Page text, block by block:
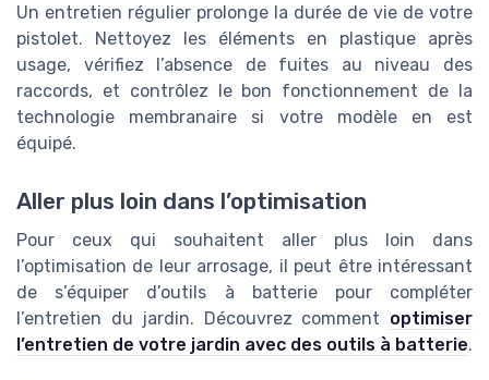
Un entretien régulier prolonge la durée de vie de votre
pistolet. Nettoyez les éléments en plastique après
usage, vérifiez l’absence de fuites au niveau des
raccords, et contrôlez le bon fonctionnement de la
technologie membranaire si votre modèle en est
équipé.
Aller plus loin dans l’optimisation
Pour ceux qui souhaitent aller plus loin dans
l’optimisation de leur arrosage, il peut être intéressant
de s’équiper d’outils à batterie pour compléter
l’entretien du jardin. Découvrez comment optimiser
l’entretien de votre jardin avec des outils à batterie.